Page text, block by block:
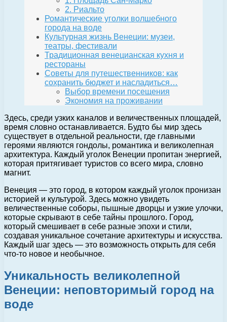
2. Риальто
Романтические уголки волшебного
города на воде
Культурная жизнь Венеции: музеи,
театры, фестивали
Традиционная венецианская кухня и
рестораны
Советы для путешественников: как
сохранить бюджет и насладиться…
Выбор времени посещения
Экономия на проживании
Здесь, среди узких каналов и величественных площадей,
время словно останавливается. Будто бы мир здесь
существует в отдельной реальности, где главными
героями являются гондолы, романтика и великолепная
архитектура. Каждый уголок Венеции пропитан энергией,
которая притягивает туристов со всего мира, словно
магнит.
Венеция — это город, в котором каждый уголок пронизан
историей и культурой. Здесь можно увидеть
величественные соборы, пышные дворцы и узкие улочки,
которые скрывают в себе тайны прошлого. Город,
который смешивает в себе разные эпохи и стили,
создавая уникальное сочетание архитектуры и искусства.
Каждый шаг здесь — это возможность открыть для себя
что-то новое и необычное.
Уникальность великолепной
Венеции: неповторимый город на
воде